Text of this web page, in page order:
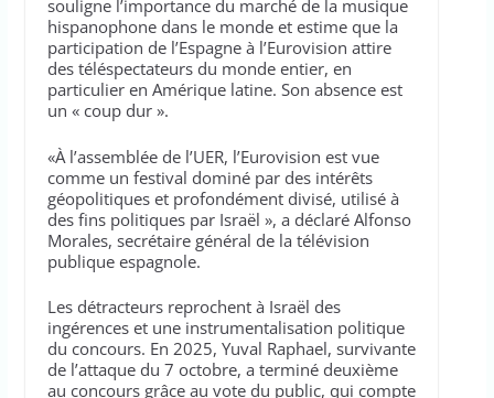
souligne l’importance du marché de la musique
hispanophone dans le monde et estime que la
participation de l’Espagne à l’Eurovision attire
des téléspectateurs du monde entier, en
particulier en Amérique latine. Son absence est
un « coup dur ».
«À l’assemblée de l’UER, l’Eurovision est vue
comme un festival dominé par des intérêts
géopolitiques et profondément divisé, utilisé à
des fins politiques par Israël », a déclaré Alfonso
Morales, secrétaire général de la télévision
publique espagnole.
Les détracteurs reprochent à Israël des
ingérences et une instrumentalisation politique
du concours. En 2025, Yuval Raphael, survivante
de l’attaque du 7 octobre, a terminé deuxième
au concours grâce au vote du public, qui compte